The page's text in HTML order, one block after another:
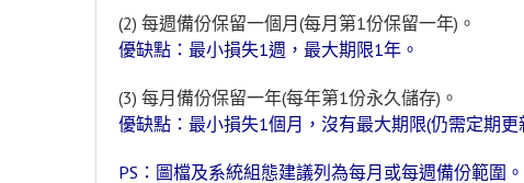
(2) 每週備份保留一個月(每月第1份保留一年)。
優缺點：最小損失1週，最大期限1年。
(3) 每月備份保留一年(每年第1份永久儲存)。
優缺點：最小損失1個月，沒有最大期限(仍需定期更
PS：圖檔及系統組態建議列為每月或每週備份範圍。